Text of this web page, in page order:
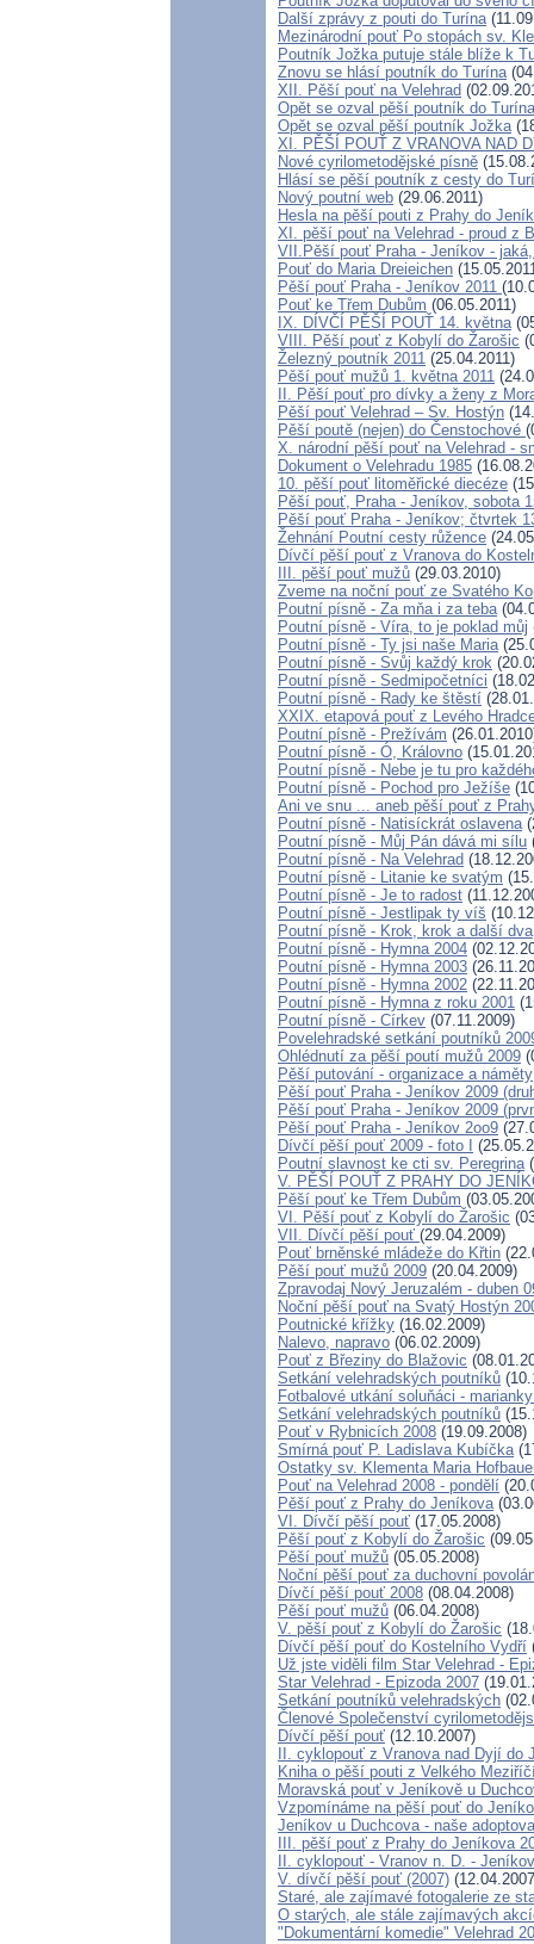
Další zprávy z pouti do Turína
Mezinárodní pouť Po stopách sv.
Poutník Jožka putuje stále blíže k
Znovu se hlásí poutník do Turína
XII. Pěší pouť na Velehrad
Opět se ozval pěší poutník do Turína
Opět se ozval pěší poutník Jožka
XI. PĚŠÍ POUŤ Z VRANOVA NAD
Nové cyrilometodějské písně
Hlásí se pěší poutník z cesty do
Nový poutní web (29.06.2011)
Hesla na pěší pouti z Prahy do
XI. pěší pouť na Velehrad - proud z
VII.Pěší pouť Praha - Jeníkov -
Pouť do Maria Dreieichen
Pěší pouť Praha - Jeníkov 2011
Pouť ke Třem Dubům (06.05.2011)
IX. DÍVČÍ PĚŠÍ POUŤ 14. května
VIII. Pěší pouť z Kobylí do Žarošic
Železný poutník 2011 (25.04.2011)
Pěší pouť mužů 1. května 2011
II. Pěší pouť pro dívky a ženy z
Pěší pouť Velehrad – Sv. Hostýn
Pěší poutě (nejen) do Čenstochové
X. národní pěší pouť na Velehrad -
Dokument o Velehradu 1985
10. pěší pouť litoměřické diecéze
Pěší pouť, Praha - Jeníkov, sobota
Pěší pouť Praha - Jeníkov; čtvrtek
Žehnání Poutní cesty růžence
Dívčí pěší pouť z Vranova do
III. pěší pouť mužů (29.03.2010)
Zveme na noční pouť ze Svatého
Poutní písně - Za mňa i za teba
Poutní písně - Víra, to je poklad můj
Poutní písně - Ty jsi naše Maria
Poutní písně - Svůj každý krok
Poutní písně - Sedmipočetníci
Poutní písně - Rady ke štěstí
XXIX. etapová pouť z Levého
Poutní písně - Prežívám
Poutní písně - Ó, Královno
Poutní písně - Nebe je tu pro
Poutní písně - Pochod pro Ježíše
Ani ve snu ... aneb pěší pouť z
Poutní písně - Natisíckrát oslavena
Poutní písně - Můj Pán dává mi sílu
Poutní písně - Na Velehrad
Poutní písně - Litanie ke svatým
Poutní písně - Je to radost
Poutní písně - Jestlipak ty víš
Poutní písně - Krok, krok a další dva
Poutní písně - Hymna 2004
Poutní písně - Hymna 2003
Poutní písně - Hymna 2002
Poutní písně - Hymna z roku 2001
Poutní písně - Církev (07.11.2009)
Povelehradské setkání poutníků
Ohlédnutí za pěší poutí mužů 2009
Pěší putování - organizace a náměty
Pěší pouť Praha - Jeníkov 2009
Pěší pouť Praha - Jeníkov 2009
Pěší pouť Praha - Jeníkov 2oo9
Dívčí pěší pouť 2009 - foto I
Poutní slavnost ke cti sv. Peregrina
V. PĚŠÍ POUŤ Z PRAHY DO
Pěší pouť ke Třem Dubům
VI. Pěší pouť z Kobylí do Žarošic
VII. Dívčí pěší pouť (29.04.2009)
Pouť brněnské mládeže do Křtin
Pěší pouť mužů 2009 (20.04.2009)
Zpravodaj Nový Jeruzalém - duben
Noční pěší pouť na Svatý Hostýn
Poutnické křížky (16.02.2009)
Nalevo, napravo (06.02.2009)
Pouť z Březiny do Blažovic
Setkání velehradských poutníků
Fotbalové utkání soluňáci -
Setkání velehradských poutníků
Pouť v Rybnicích 2008 (19.09.2008)
Smírná pouť P. Ladislava Kubíčka
Ostatky sv. Klementa Maria
Pouť na Velehrad 2008 - pondělí
Pěší pouť z Prahy do Jeníkova
VI. Dívčí pěší pouť (17.05.2008)
Pěší pouť z Kobylí do Žarošic
Pěší pouť mužů (05.05.2008)
Noční pěší pouť za duchovní
Dívčí pěší pouť 2008 (08.04.2008)
Pěší pouť mužů (06.04.2008)
V. pěší pouť z Kobylí do Žarošic
Dívčí pěší pouť do Kostelního Vydří
Už jste viděli film Star Velehrad -
Star Velehrad - Epizoda 2007
Setkání poutníků velehradských
Členové Společenství
Dívčí pěší pouť (12.10.2007)
II. cyklopouť z Vranova nad Dyjí do
Kniha o pěší pouti z Velkého
Moravská pouť v Jeníkově u
Vzpomínáme na pěší pouť do
Jeníkov u Duchcova - naše
III. pěší pouť z Prahy do Jeníkova
II. cyklopouť - Vranov n. D. -
V. dívčí pěší pouť (2007)
Staré, ale zajímavé fotogalerie ze
O starých, ale stále zajímavých
"Dokumentární komedie" Velehrad